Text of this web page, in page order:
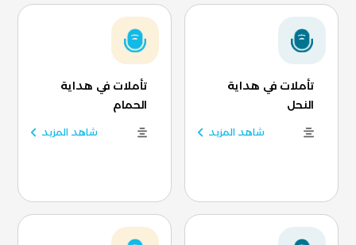
تأملات في هداية
النحل
شاهد المزيد
تأملات في هداية
الحمام
شاهد المزيد